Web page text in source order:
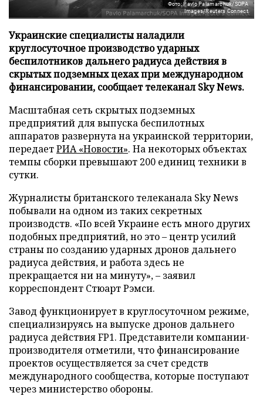
Фото: Pavlo Palamarchuk/SOPA
Images/Reuters Connect
Украинские специалисты наладили
круглосуточное производство ударных
беспилотников дальнего радиуса действия в
скрытых подземных цехах при международном
финансировании, сообщает телеканал Sky News.
Масштабная сеть скрытых подземных
предприятий для выпуска беспилотных
аппаратов развернута на украинской территории,
передаетРИА «Новости». На некоторых объектах
темпы сборки превышают 200 единиц техники в
сутки.
Журналисты британского телеканала Sky News
побывали на одном из таких секретных
производств. «По всей Украине есть много других
подобных предприятий, но это – центр усилий
страны по созданию ударных дронов дальнего
радиуса действия, и работа здесь не
прекращается ни на минуту», – заявил
корреспондент Стюарт Рэмси.
Завод функционирует в круглосуточном режиме,
специализируясь на выпуске дронов дальнего
радиуса действия FP1. Представители компании-
производителя отметили, что финансирование
проектов осуществляется за счет средств
международного сообщества, которые поступают
через министерство обороны.